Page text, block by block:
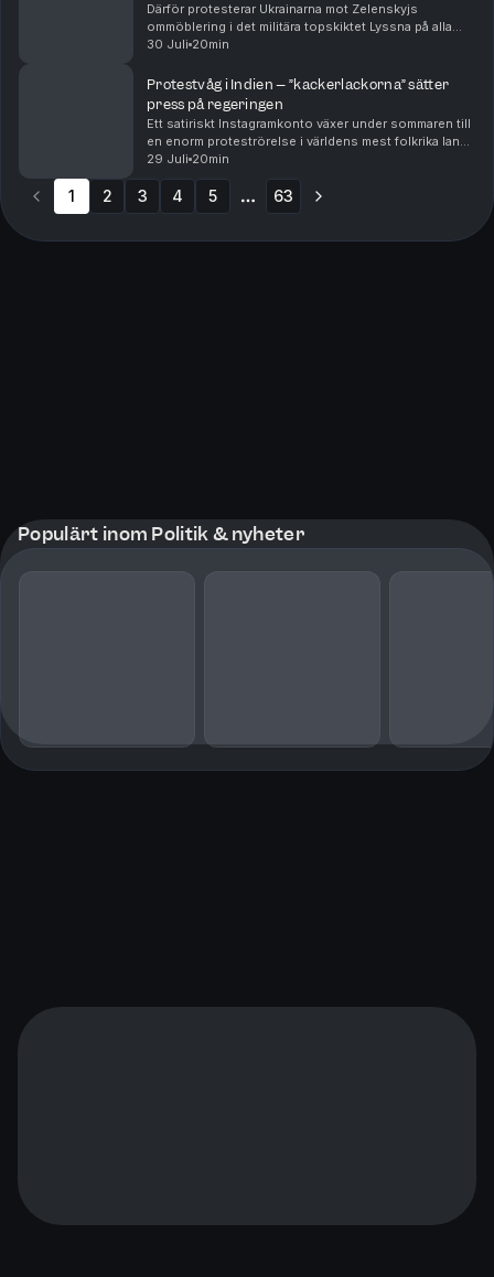
Därför protesterar Ukrainarna mot Zelenskyjs
ommöblering i det militära topskiktet Lyssna på alla
avsnitt i Sveriges Radios app. När Ukrianas president
30 Juli 20min
Protestvåg i Indien – ”kackerlackorna” sätter
press på regeringen
Ett satiriskt Instagramkonto växer under sommaren till
en enorm proteströrelse i världens mest folkrika land
Lyssna på alla avsnitt i Sveriges Radios app. I Indien är
konkurrensen stor för att få ett ...
29 Juli 20min
1 2 3 4 5 63
Populärt inom Politik & nyheter